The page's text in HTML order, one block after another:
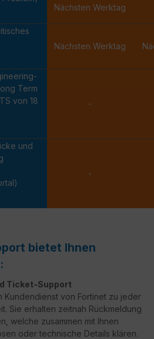
Nächsten Werktag
Nächsten Werktag
Term
von 18
-
und
-
bietet Ihnen
Ticket-Support
Kundendienst von Fortinet zu jeder
Sie erhalten zeitnah Rückmeldung
welche zusammen mit Ihnen
oder technische Details klären.